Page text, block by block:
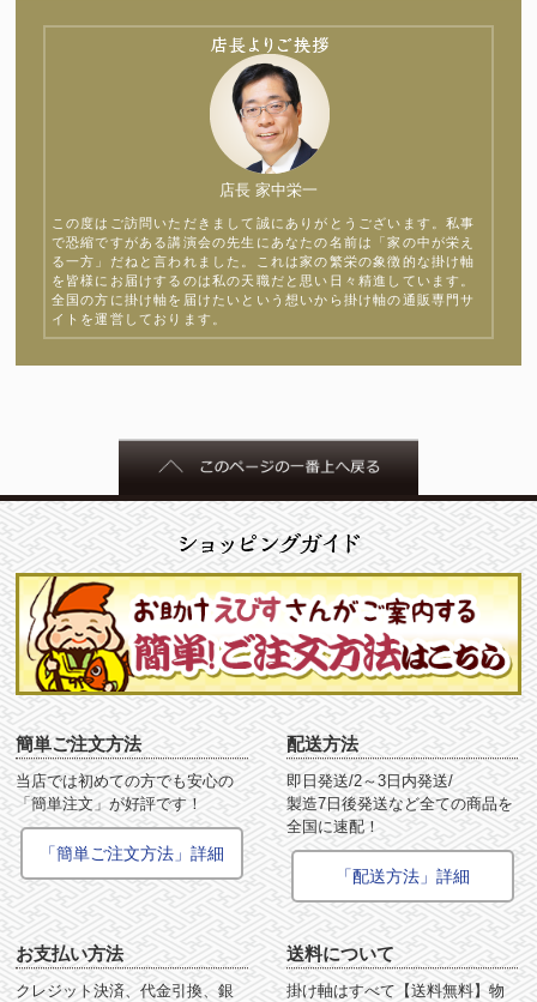
店長 家中栄一
この度はご訪問いただきまして誠にありがとうございます。私事
で恐縮ですがある講演会の先生にあなたの名前は「家の中が栄え
る一方」だねと言われました。これは家の繁栄の象徴的な掛け軸
を皆様にお届けするのは私の天職だと思い日々精進しています。
全国の方に掛け軸を届けたいという想いから掛け軸の通販専門サ
イトを運営しております。
簡単ご注文方法
当店では初めての方でも安心の
「簡単注文」が好評です！
「簡単ご注文方法」詳細
配送方法
即日発送/2～3日内発送/
製造7日後発送など全ての商品を
全国に速配！
「配送方法」詳細
お支払い方法
クレジット決済、代金引換、銀
送料について
掛け軸はすべて【送料無料】物